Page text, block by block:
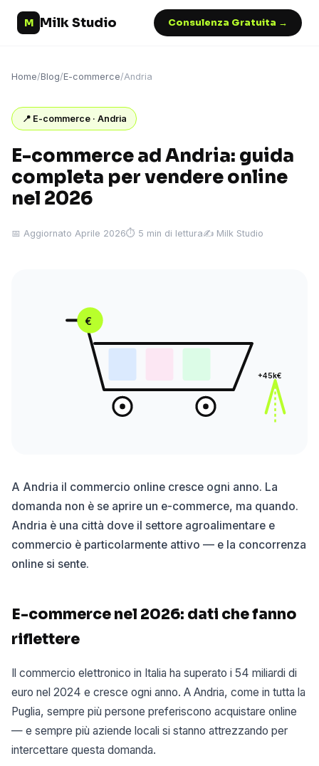
M Milk Studio Consulenza Gratuita →
Home/Blog/E-commerce/Andria
📍 E-commerce · Andria
E-commerce ad Andria: guida
completa per vendere online
nel 2026
📅 Aggiornato Aprile 2026⏱ 5 min di lettura✍️ Milk Studio
+45k€
€
A Andria il commercio online cresce ogni anno. La
domanda non è se aprire un e-commerce, ma quando.
Andria è una città dove il settore agroalimentare e
commercio è particolarmente attivo — e la concorrenza
online si sente.
E-commerce nel 2026: dati che fanno
riflettere
Il commercio elettronico in Italia ha superato i 54 miliardi di
euro nel 2024 e cresce ogni anno. A Andria, come in tutta la
Puglia, sempre più persone preferiscono acquistare online
— e sempre più aziende locali si stanno attrezzando per
intercettare questa domanda.